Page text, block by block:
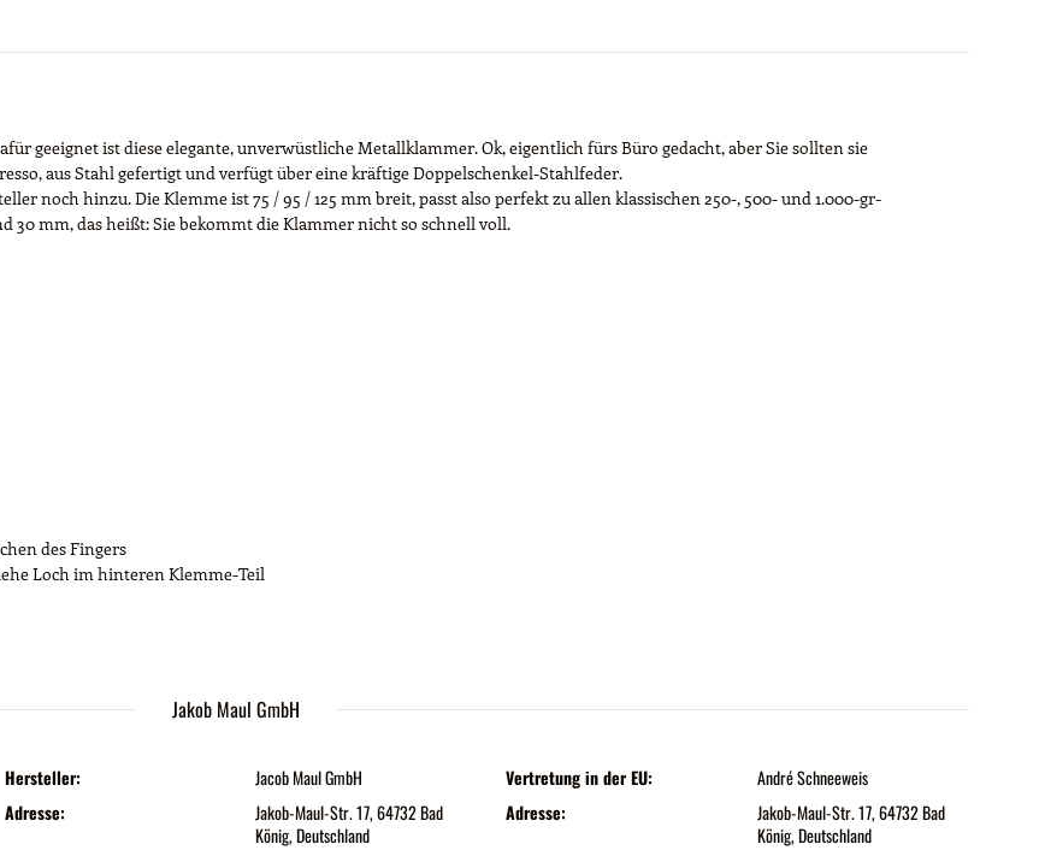
geeignet ist diese elegante, unverwüstliche Metallklammer. Ok, eigentlich fürs Büro gedacht, aber Sie sollten sie
aus Stahl gefertigt und verfügt über eine kräftige Doppelschenkel-Stahlfeder.
noch hinzu. Die Klemme ist 75 / 95 / 125 mm breit, passt also perfekt zu allen klassischen 250-, 500- und 1.000-gr-
30 mm, das heißt: Sie bekommt die Klammer nicht so schnell voll.
des Fingers
Loch im hinteren Klemme-Teil
Jakob Maul GmbH
Hersteller:
Jacob Maul GmbH
Adresse:
Jakob-Maul-Str. 17, 64732 Bad
König, Deutschland
Vertretung in der EU:
André Schneeweis
Adresse:
Jakob-Maul-Str. 17, 64732 Bad
König, Deutschland